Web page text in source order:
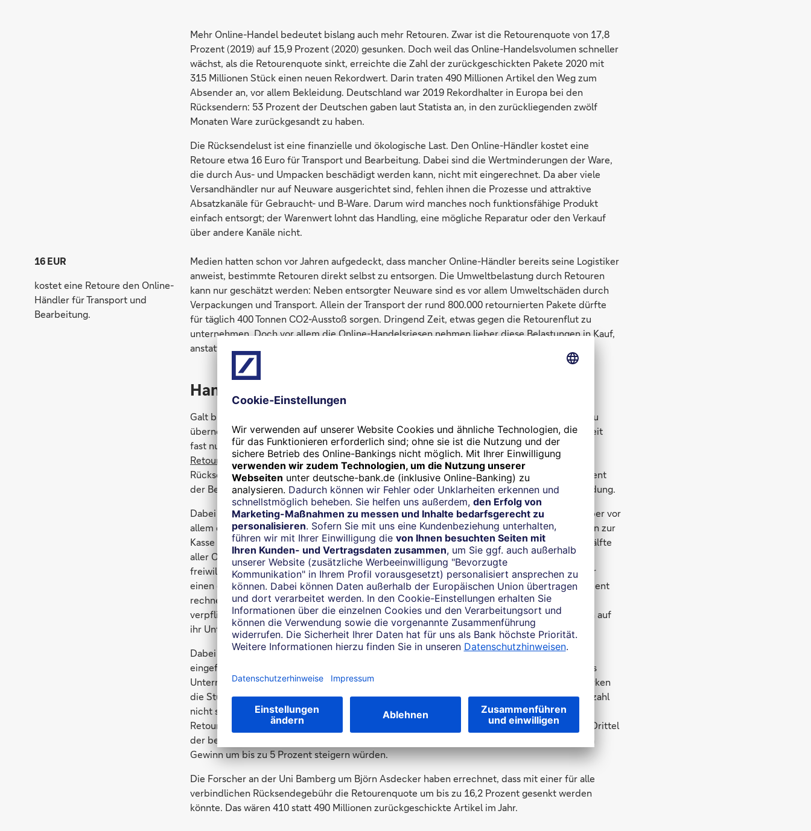
Mehr Online-Handel bedeutet bislang auch mehr Retouren. Zwar ist die Retourenquote von 17,8
Prozent (2019) auf 15,9 Prozent (2020) gesunken. Doch weil das Online-Handelsvolumen schneller
wächst, als die Retourenquote sinkt, erreichte die Zahl der zurückgeschickten Pakete 2020 mit
315 Millionen Stück einen neuen Rekordwert. Darin traten 490 Millionen Artikel den Weg zum
Absender an, vor allem Bekleidung. Deutschland war 2019 Rekordhalter in Europa bei den
Rücksendern: 53 Prozent der Deutschen gaben laut Statista an, in den zurückliegenden zwölf
Monaten Ware zurückgesandt zu haben.
Die Rücksendelust ist eine finanzielle und ökologische Last. Den Online-Händler kostet eine
Retoure etwa 16 Euro für Transport und Bearbeitung. Dabei sind die Wertminderungen der Ware,
die durch Aus- und Umpacken beschädigt werden kann, nicht mit eingerechnet. Da aber viele
Versandhändler nur auf Neuware ausgerichtet sind, fehlen ihnen die Prozesse und attraktive
Absatzkanäle für Gebraucht- und B-Ware. Darum wird manches noch funktionsfähige Produkt
einfach entsorgt; der Warenwert lohnt das Handling, eine mögliche Reparatur oder den Verkauf
über andere Kanäle nicht.
16 EUR
kostet eine Retoure den Online-
Händler für Transport und
Bearbeitung.
Medien hatten schon vor Jahren aufgedeckt, dass mancher Online-Händler bereits seine Logistiker
anweist, bestimmte Retouren direkt selbst zu entsorgen. Die Umweltbelastung durch Retouren
kann nur geschätzt werden: Neben entsorgter Neuware sind es vor allem Umweltschäden durch
Verpackungen und Transport. Allein der Transport der rund 800.000 retournierten Pakete dürfte
für täglich 400 Tonnen CO2-Ausstoß sorgen. Dringend Zeit, etwas gegen die Retourenflut zu
unternehmen. Doch vor allem die Online-Handelsriesen nehmen lieber diese Belastungen in Kauf,
anstatt den Kunden zu belasten.
Handel gegen Rücksendegebühr
Galt bis 2014 noch, dass für Retouren mit einem Wert über 40 Euro der Händler die Kosten zu
übernehmen habe, ist dies nun jedem Händler freigestellt. Allerdings nutzen diese Möglichkeit
fast nur kleinere Händler. 2019 gaben bei einerBefragung der Forschungsgruppe
Retourenmanagement an der Universität Bamberg81 der Online-Händler an, dass sie keine
Rücksendegebühren erheben – und das auch nicht für die Zukunft planen. Die rund 15 Prozent
der Befragten, die Gebühren erheben, berechneten im Durchschnitt 3,67 Euro pro Rücksendung.
Dabei sind es vor allem die kleinsten Händler, die solche Gebühren erheben. Zugleich hält aber vor
allem der Wettbewerbsdruck kleine und mittlere Händler davon ab, Kunden bei Nichtgefallen zur
Kasse zu bitten. Schließlich haben andere Untersuchungen gezeigt, dass sich mehr als die Hälfte
aller Online-Kunden vor der Bestellung die Rückgaberegeln eines Händlers ansieht. Bei einer
freiwilligen Rücksendegebühr in Höhe von 2,95 Euro je Paket fürchten die befragten Händler
einen deutlichen Umsatzrückgang – im Mittel von mehr als 16 Prozent. Gerade einmal 6 Prozent
rechnen mit einer Verbesserung ihres Ergebnisses. Bei einer für alle Online-Händler
verpflichtenden Rücksendegebühr erwarten etwa 42 Prozent keine spürbaren Auswirkungen auf
ihr Unternehmensergebnis.
Dabei sieht die Realität deutlich besser aus: Der Umsatz der Unternehmen, die eine Gebühr
eingeführt haben, ging lediglich um 1,4 Prozent zurück, ein Drittel sah eine Verbesserung des
Unternehmensergebnisses. Bei keinem hatte die Einführung negative Folgen. Allerdings, merken
die Studienautoren an, ist die empirische Basis dieser Aussagen angesichts der geringen Fallzahl
nicht sehr belastbar. Zugleich kennen 40 Prozent der Händler nicht einmal ihre Kosten für
Retouren, hat eine Untersuchung von ibi Research der Universität Regensburg ergeben. Ein Drittel
der befragten Online-Händler schätzt zugleich aber, dass 10 Prozent weniger Retouren ihren
Gewinn um bis zu 5 Prozent steigern würden.
Die Forscher an der Uni Bamberg um Björn Asdecker haben errechnet, dass mit einer für alle
verbindlichen Rücksendegebühr die Retourenquote um bis zu 16,2 Prozent gesenkt werden
könnte. Das wären 410 statt 490 Millionen zurückgeschickte Artikel im Jahr.